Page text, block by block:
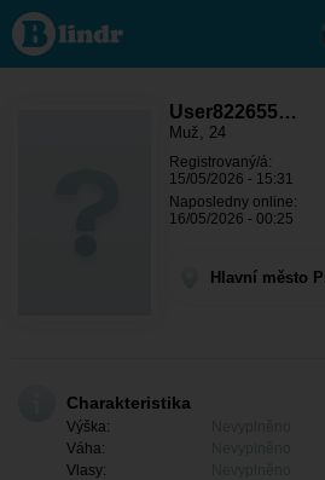
User822655009
- On hledá
někoho Hlavní
město Praha -
User822655…
Muž, 24
Registrovaný/á:
15/05/2026 - 15:31
Naposledny online:
16/05/2026 - 00:25
Hlavní město
Charakteristika
Výška:
Váha:
Vlasy: